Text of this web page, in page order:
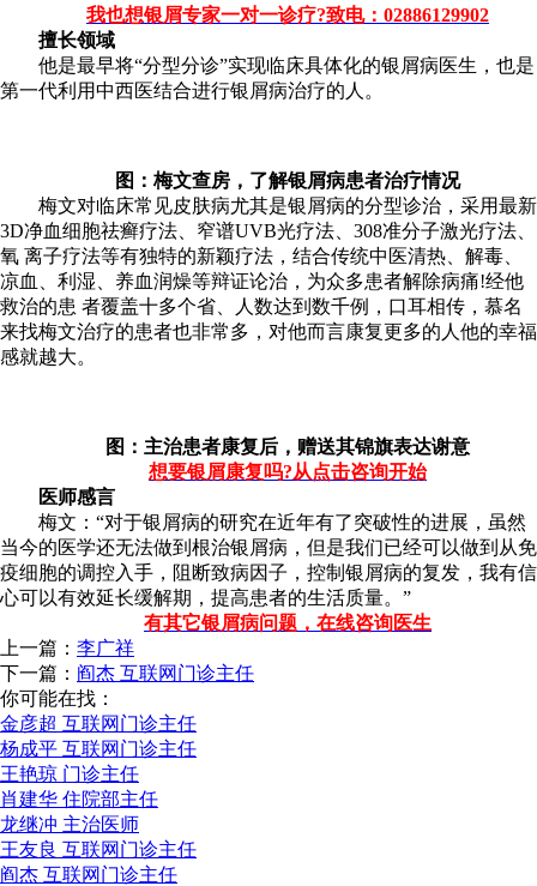
我也想银屑专家一对一诊疗?致电：02886129902
擅长领域
他是最早将“分型分诊”实现临床具体化的银屑病医生，也是
第一代利用中西医结合进行银屑病治疗的人。
图：梅文查房，了解银屑病患者治疗情况
梅文对临床常见皮肤病尤其是银屑病的分型诊治，采用最新
3D净血细胞祛癣疗法、窄谱UVB光疗法、308准分子激光疗法、
氧 离子疗法等有独特的新颖疗法，结合传统中医清热、解毒、
凉血、利湿、养血润燥等辩证论治，为众多患者解除病痛!经他
救治的患 者覆盖十多个省、人数达到数千例，口耳相传，慕名
来找梅文治疗的患者也非常多，对他而言康复更多的人他的幸福
感就越大。
图：主治患者康复后，赠送其锦旗表达谢意
想要银屑康复吗?从点击咨询开始
医师感言
梅文：“对于银屑病的研究在近年有了突破性的进展，虽然
当今的医学还无法做到根治银屑病，但是我们已经可以做到从免
疫细胞的调控入手，阻断致病因子，控制银屑病的复发，我有信
心可以有效延长缓解期，提高患者的生活质量。”
有其它银屑病问题，在线咨询医生
上一篇： 李广祥
下一篇： 阎杰 互联网门诊主任
你可能在找：
金彦超 互联网门诊主任
杨成平 互联网门诊主任
王艳琼 门诊主任
肖建华 住院部主任
龙继冲 主治医师
王友良 互联网门诊主任
阎杰 互联网门诊主任